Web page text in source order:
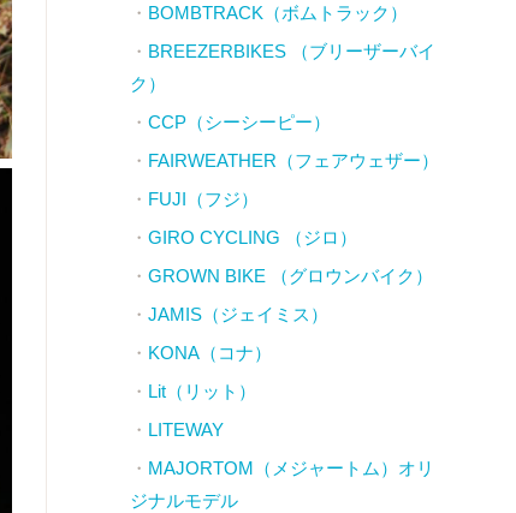
BOMBTRACK（ボムトラック）
BREEZERBIKES （ブリーザーバイ
ク）
CCP（シーシーピー）
FAIRWEATHER（フェアウェザー）
FUJI（フジ）
GIRO CYCLING （ジロ）
GROWN BIKE （グロウンバイク）
JAMIS（ジェイミス）
KONA（コナ）
Lit（リット）
LITEWAY
MAJORTOM（メジャートム）オリ
ジナルモデル